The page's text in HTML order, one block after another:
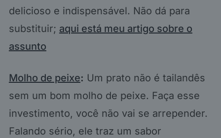
delicioso e indispensável. Não dá para
substituir; aqui está meu artigo sobre o
assunto
Molho de peixe: Um prato não é tailandês
sem um bom molho de peixe. Faça esse
investimento, você não vai se arrepender.
Falando sério, ele traz um sabor